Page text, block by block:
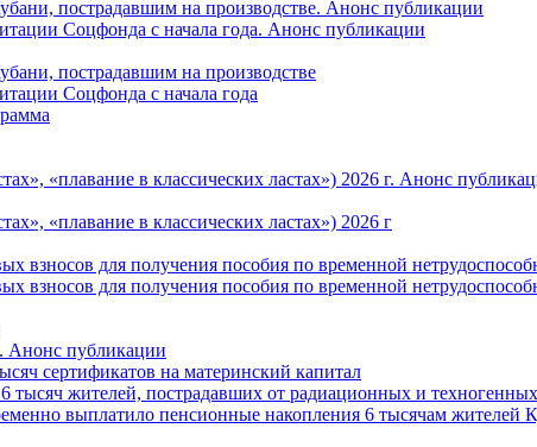
пострадавшим на производстве. Анонс публикации
Соцфонда с начала года. Анонс публикации
пострадавшим на производстве
Соцфонда с начала года
«плавание в классических ластах») 2026 г. Анонс
«плавание в классических ластах») 2026 г
взносов для получения пособия по временной
взносов для получения пособия по временной
Анонс публикации
сертификатов на материнский капитал
жителей, пострадавших от радиационных и
выплатило пенсионные накопления 6 тысячам жителей